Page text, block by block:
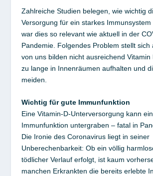
Zahlreiche Studien belegen, wie wichtig
Versorgung für ein starkes Immunsystem
war dies so relevant wie aktuell in der
Pandemie. Folgendes Problem stellt sich
von uns bilden nicht ausreichend Vitamin
zu lange in Innenräumen aufhalten und
meiden.
Wichtig für gute Immunfunktion
Eine Vitamin-D-Unterversorgung kann
Immunfunktion untergraben – fatal in
Die Ironie des Coronavirus liegt in seiner
Unberechenbarkeit: Ob ein völlig
tödlicher Verlauf erfolgt, ist kaum
manchen Erkrankten die bereits erlebte